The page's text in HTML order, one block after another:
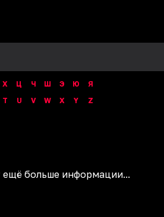
Х Ц Ч Ш Э Ю
Я
T U V W X Y Z
ещё больше информации...